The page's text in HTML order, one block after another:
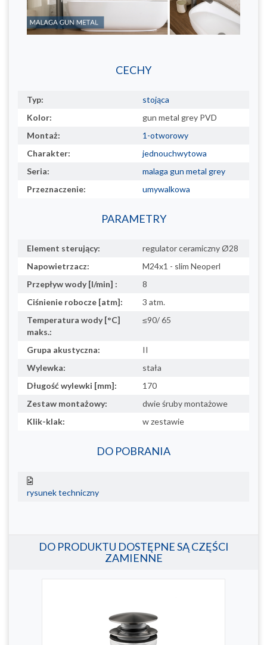
CECHY
Typ:
stojąca
Kolor:
gun metal grey PVD
Montaż:
1-otworowy
Charakter:
jednouchwytowa
Seria:
malaga gun metal grey
Przeznaczenie:
umywalkowa
PARAMETRY
Element sterujący:
regulator ceramiczny Ø28
Napowietrzacz:
M24x1 - slim Neoperl
Przepływ wody [l/min] :
8
Ciśnienie robocze [atm]:
3 atm.
Temperatura wody [°C]
maks.:
≤90/ 65
Grupa akustyczna:
II
Wylewka:
stała
Długość wylewki [mm]:
170
Zestaw montażowy:
dwie śruby montażowe
Klik-klak:
w zestawie
DO POBRANIA
rysunek techniczny
DO PRODUKTU DOSTĘPNE SĄ CZĘŚCI
ZAMIENNE